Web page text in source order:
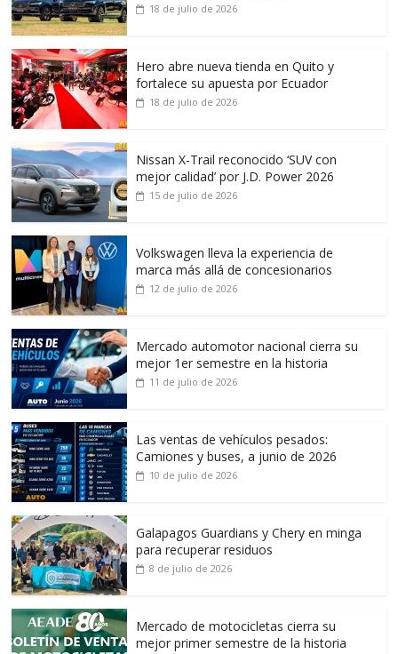
18 de julio de 2026
Hero abre nueva tienda en Quito y
fortalece su apuesta por Ecuador
18 de julio de 2026
Nissan X-Trail reconocido ‘SUV con
mejor calidad’ por J.D. Power 2026
15 de julio de 2026
Volkswagen lleva la experiencia de
marca más allá de concesionarios
12 de julio de 2026
Mercado automotor nacional cierra su
mejor 1er semestre en la historia
11 de julio de 2026
Las ventas de vehículos pesados:
Camiones y buses, a junio de 2026
10 de julio de 2026
Galapagos Guardians y Chery en minga
para recuperar residuos
8 de julio de 2026
Mercado de motocicletas cierra su
mejor primer semestre de la historia